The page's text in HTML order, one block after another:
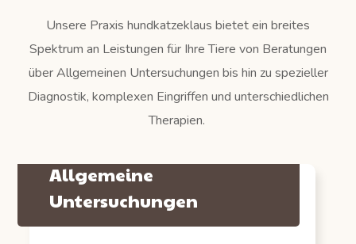
Unsere Praxis hundkatzeklaus bietet ein breites
Spektrum an Leistungen für Ihre Tiere von Beratungen
über Allgemeinen Untersuchungen bis hin zu spezieller
Diagnostik, komplexen Eingriffen und unterschiedlichen
Therapien.
Allgemeine
Untersuchungen